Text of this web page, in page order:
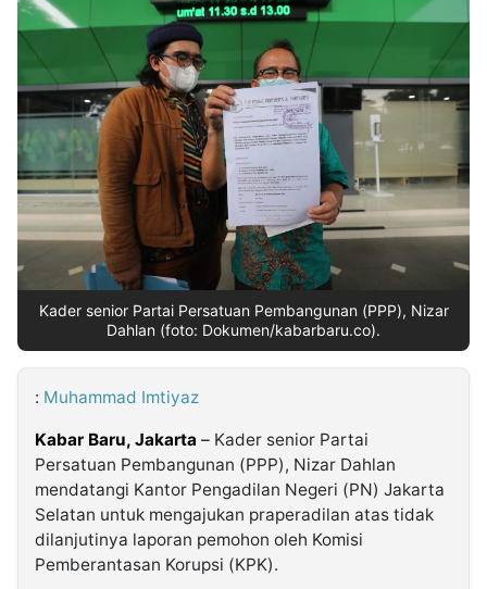
Partner
Insight
NTB
Suara
Time
Lens
IDN
Daily
Jogja
Jalan
Rakyat
Idealita
News
Kita
Notice
Dinamikapost.com
Radar
Baru
Seedbacklink
Follow
Kabarbaru
Kabarbaru.co
2026
Kader senior Partai Persatuan Pembangunan (PPP), Nizar
Dahlan (foto: Dokumen/kabarbaru.co).
: Muhammad Imtiyaz
Kabar Baru, Jakarta – Kader senior Partai
Persatuan Pembangunan (PPP), Nizar Dahlan
mendatangi Kantor Pengadilan Negeri (PN) Jakarta
Selatan untuk mengajukan praperadilan atas tidak
dilanjutinya laporan pemohon oleh Komisi
Pemberantasan Korupsi (KPK).